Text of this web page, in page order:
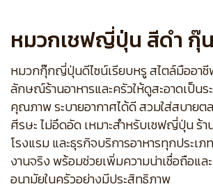
หมวกเชฟญี่ปุ่น สีดำ กุ๊
หมวกกุ๊กญี่ปุ่นดีไซน์เรียบหรู สไตล์มืออา
ลักษณ์ร้านอาหารและครัวให้ดูสะอาดเป็น
คุณภาพ ระบายอากาศได้ดี สวมใส่สบาย
ศีรษะ ไม่อึดอัด เหมาะสำหรับเชฟญี่ปุ่น ร้า
โรงแรม และธุรกิจบริการอาหารทุกประเภ
งานจริง พร้อมช่วยเพิ่มความน่าเชื่อถือแล
อนามัยในครัวอย่างมีประสิทธิภาพ